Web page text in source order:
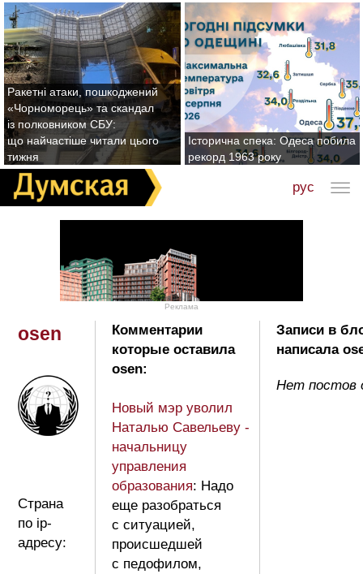
Ракетні атаки, пошкоджений
«Чорноморець» та скандал
із полковником СБУ:
що найчастіше читали цього
тижня
Історична спека: Одеса побила
рекорд 1963 року
рус
Реклама
osen
Страна
по ip-
адресу:
Комментарии
которые оставила
osen:
Новый мэр уволил
Наталью Савельеву -
начальницу
управления
образования: Надо
еще разобраться
с ситуацией,
происшедшей
с педофилом,
Записи в
написала
Нет постов